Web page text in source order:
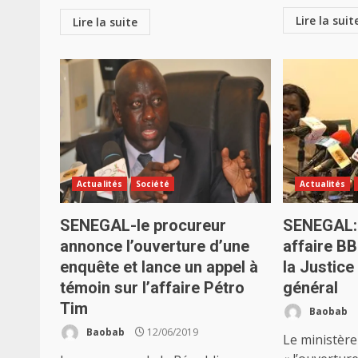
Lire la suite Lire la
Actualités Société
SENEGAL-le procureur
annonce l’ouverture d’une
enquête et lance un appel à
témoin sur l’affaire Pétro
Tim
Baobab 12/06/2019
Actualités
affaire
la
général
Baobab
Le